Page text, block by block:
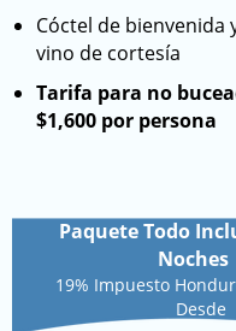
Cóctel de bienvenida
vino de cortesía
Tarifa para no
$1,600 por persona
Paquete Todo
Noches
19% Impuesto
Desde